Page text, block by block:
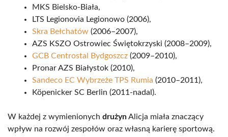
MKS Bielsko-Biała,
LTS Legionovia Legionowo (2006),
Skra Bełchatów (2006–2007),
AZS KSZO Ostrowiec Świętokrzyski (2008–2009),
GCB Centrostal Bydgoszcz (2009–2010),
Pronar AZS Białystok (2010),
Sandeco EC Wybrzeże TPS Rumia (2010–2011),
Köpenicker SC Berlin (2011-nadal).
W każdej z wymienionych drużynAlicja miała znaczący
wpływ na rozwój zespołów oraz własną karierę sportową.